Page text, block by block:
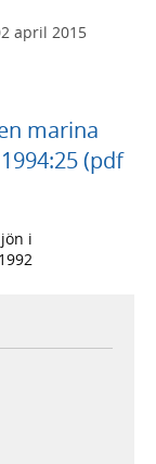
april 2015
marina
(pdf
i
webbplats,